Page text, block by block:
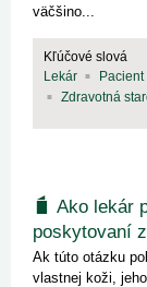
väčšino...
Kľúčové slová
Lekár
Pacient
Zdravotná
Ako lekár
poskytovaní
Ak túto otázku
vlastnej koži,